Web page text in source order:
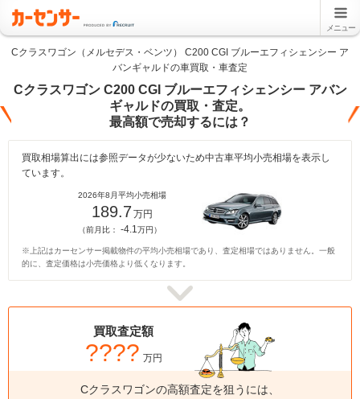
メニュー
Cクラスワゴン（メルセデス・ベンツ） C200 CGI ブルーエフィシェンシー ア
バンギャルドの車買取・車査定
Cクラスワゴン C200 CGI ブルーエフィシェンシー アバン
ギャルドの買取・査定。
最高額で売却するには？
買取相場算出には参照データが少ないため中古車平均小売相場を表示し
ています。
2026年8月平均小売相場
189.7万円
（前月比： -4.1万円）
※上記はカーセンサー掲載物件の平均小売相場であり、査定相場ではありません。一般
的に、査定価格は小売価格より低くなります。
買取査定額
???? 万円
Cクラスワゴンの高額査定を狙うには、